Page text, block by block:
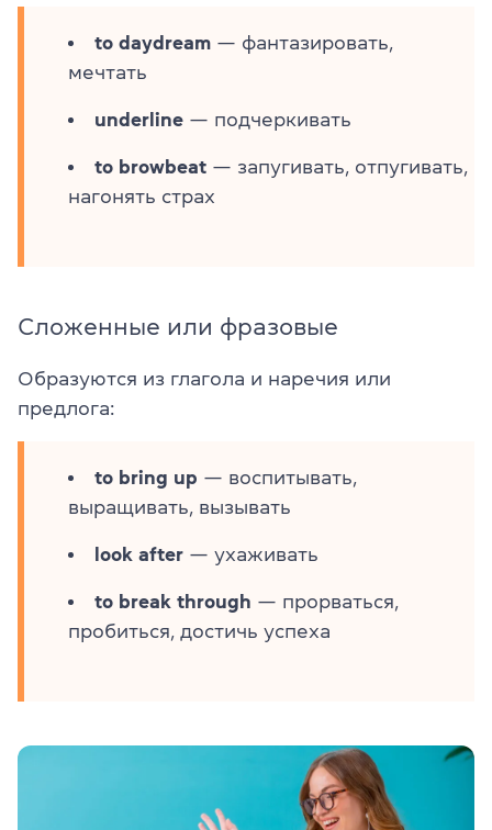
to daydream — фантазировать,
мечтать
underline — подчеркивать
to browbeat — запугивать, отпугивать,
нагонять страх
Сложенные или фразовые
Образуются из глагола и наречия или
предлога:
to bring up — воспитывать,
выращивать, вызывать
look after — ухаживать
to break through — прорваться,
пробиться, достичь успеха